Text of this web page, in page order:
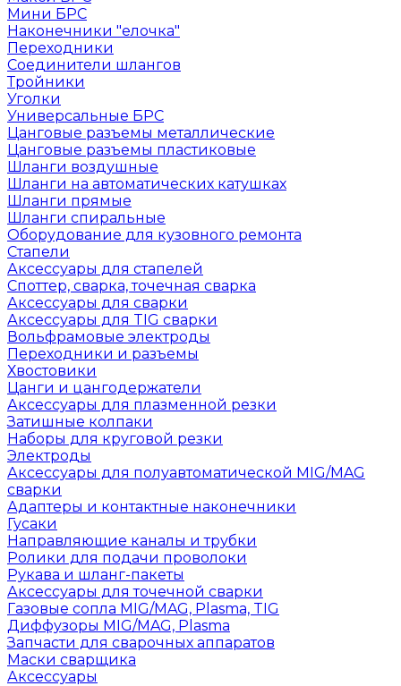
Мини БРС
Наконечники "елочка"
Переходники
Соединители шлангов
Тройники
Уголки
Универсальные БРС
Цанговые разъемы металлические
Цанговые разъемы пластиковые
Шланги воздушные
Шланги на автоматических катушках
Шланги прямые
Шланги спиральные
Оборудование для кузовного ремонта
Стапели
Аксессуары для стапелей
Споттер, сварка, точечная сварка
Аксессуары для сварки
Аксессуары для TIG сварки
Вольфрамовые электроды
Переходники и разъемы
Хвостовики
Цанги и цангодержатели
Аксессуары для плазменной резки
Затишные колпаки
Наборы для круговой резки
Электроды
Аксессуары для полуавтоматической MIG/MAG
сварки
Адаптеры и контактные наконечники
Гусаки
Направляющие каналы и трубки
Ролики для подачи проволоки
Рукава и шланг-пакеты
Аксессуары для точечной сварки
Газовые сопла MIG/MAG, Plasma, TIG
Диффузоры MIG/MAG, Plasma
Запчасти для сварочных аппаратов
Маски сварщика
Аксессуары